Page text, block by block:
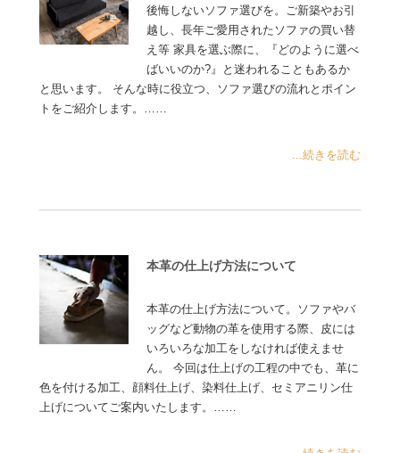
後悔しないソファ選びを。ご新築やお引
越し、長年ご愛用されたソファの買い替
え等 家具を選ぶ際に、『どのように選べ
ばいいのか?』と迷われることもあるか
と思います。 そんな時に役立つ、ソファ選びの流れとポイン
トをご紹介します。……
...続きを読む
本革の仕上げ方法について
本革の仕上げ方法について。ソファやバ
ッグなど動物の革を使用する際、皮には
いろいろな加工をしなければ使えませ
ん。 今回は仕上げの工程の中でも、革に
色を付ける加工、顔料仕上げ、染料仕上げ、セミアニリン仕
上げについてご案内いたします。……